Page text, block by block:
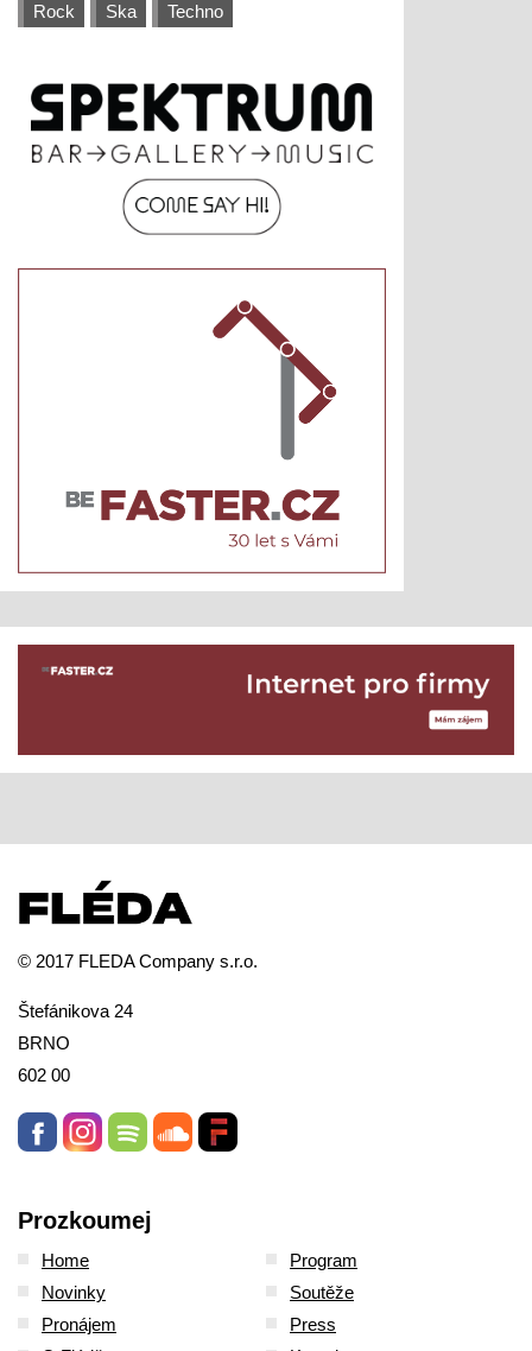
Rock
Ska Techno
© 2017 FLEDA Company s.r.o.
Štefánikova 24
BRNO
602 00
Prozkoumej
Home
Program
Novinky
Soutěže
Pronájem
Press